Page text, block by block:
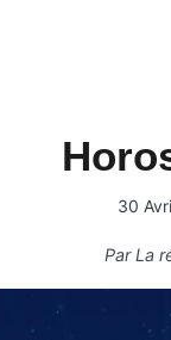
30
ParLa